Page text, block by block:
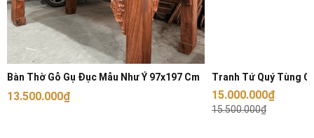
cao cấp. Gỗ gụ lào có màu nâu đỏ đậm, có thể có các
vân gỗ đen hoặc nâu đậm.
Đặc điểm của gỗ gụ lào:
- Gỗ gụ lào có màu sắc đặc trưng, tạo nên vẻ sang trọng
Bàn Thờ Gỗ Gụ Đục Mẫu Như Ý 97x197 Cm
13.500.000₫
Tranh Tứ Quý Tùng
15.000.000₫
15.500.000₫